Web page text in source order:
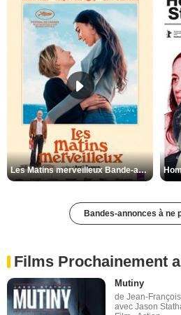
Les Matins merveilleux Bande-annonce VF
Bandes-annonces à ne
Films Prochainement
Mutiny
de Jean-
avec Jason